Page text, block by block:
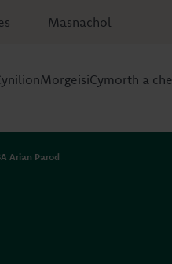
Masnachol
MorgeisiCymorth a
Arian Parod